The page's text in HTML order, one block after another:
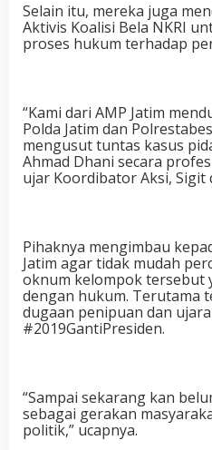
Selain itu, mereka juga
Aktivis Koalisi Bela NKRI
proses hukum terhadap
“Kami dari AMP Jatim
Polda Jatim dan
mengusut tuntas kasus
Ahmad Dhani secara
ujar Koordibator Aksi, Sigit
Pihaknya mengimbau
Jatim agar tidak mudah
oknum kelompok tersebut
dengan hukum. Terutama
dugaan penipuan dan
#2019GantiPresiden.
“Sampai sekarang kan
sebagai gerakan
politik,” ucapnya.